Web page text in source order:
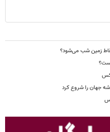
زمین شب می‌شود؟
جهان را شروع کرد